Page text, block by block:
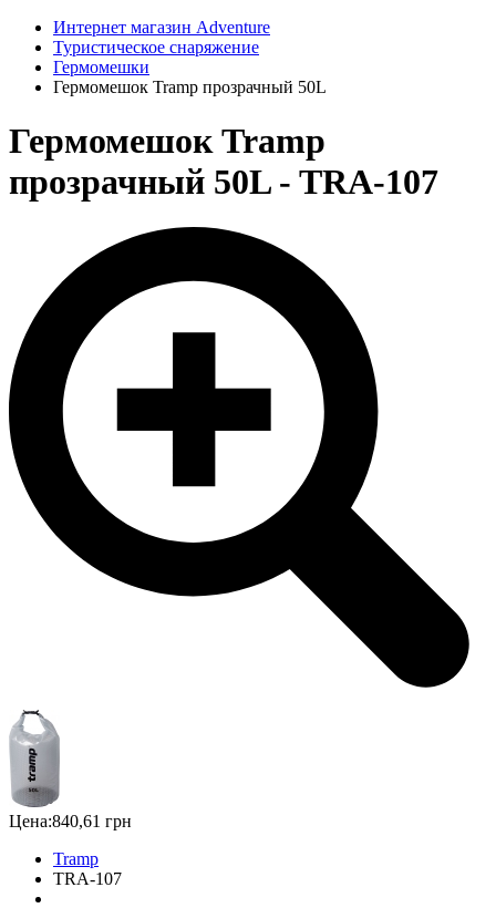
Интернет магазин Adventure
Туристическое снаряжение
Гермомешки
Гермомешок Tramp прозрачный 50L
Гермомешок Tramp
прозрачный 50L - TRA-107
Цена:840,61 грн
Tramp
TRA-107